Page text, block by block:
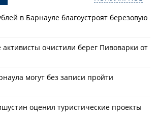
в Барнауле благоустроят березовую
активисты очистили берег Пивоварки от
могут без записи пройти
оценил туристические проекты